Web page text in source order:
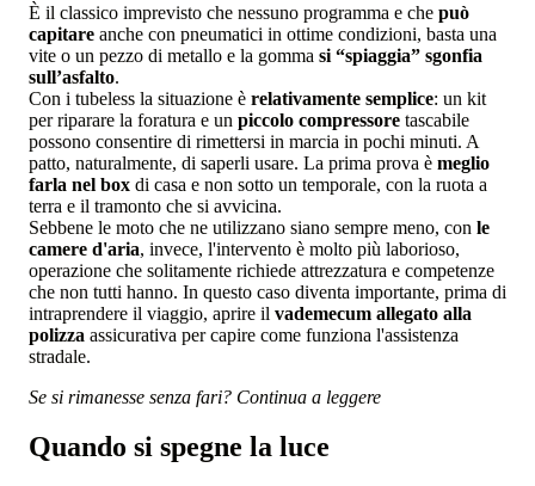
È il classico imprevisto che nessuno programma e che può
capitare anche con pneumatici in ottime condizioni, basta una
vite o un pezzo di metallo e la gomma si “spiaggia” sgonfia
sull’asfalto.
Con i tubeless la situazione è relativamente semplice: un kit
per riparare la foratura e un piccolo compressore tascabile
possono consentire di rimettersi in marcia in pochi minuti. A
patto, naturalmente, di saperli usare. La prima prova è meglio
farla nel box di casa e non sotto un temporale, con la ruota a
terra e il tramonto che si avvicina.
Sebbene le moto che ne utilizzano siano sempre meno, con le
camere d'aria, invece, l'intervento è molto più laborioso,
operazione che solitamente richiede attrezzatura e competenze
che non tutti hanno. In questo caso diventa importante, prima di
intraprendere il viaggio, aprire il vademecum allegato alla
polizza assicurativa per capire come funziona l'assistenza
stradale.
Se si rimanesse senza fari? Continua a leggere
Quando si spegne la luce